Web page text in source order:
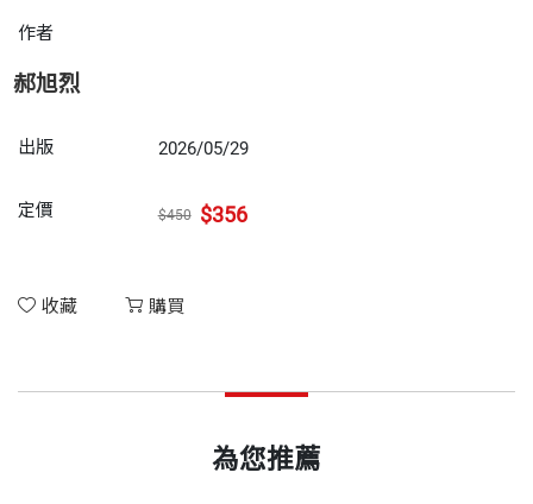
作者
郝旭烈
出版 2026/05/29
定價 $450 $356
收藏 購買
為您推薦